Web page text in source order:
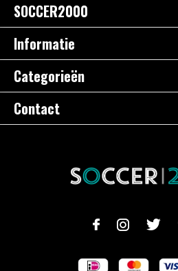
SOCCER2000
Informatie
Categorieën
Contact